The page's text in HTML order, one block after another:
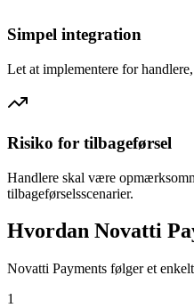
Simpel integration
Let at implementere for
Risiko for tilbageførsel
Handlere skal være
tilbageførselsscenarier.
Hvordan Novatti
Novatti Payments følger et
1